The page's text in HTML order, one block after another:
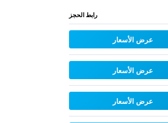
رابط الحجز
عرض الأسعار
عرض الأسعار
عرض الأسعار